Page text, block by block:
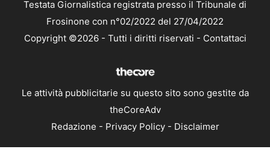
Testata Giornalistica registrata presso il Tribunale di
Frosinone con n°02/2022 del 27/04/2022
Copyright ©2026 - Tutti i diritti riservati - Contattaci
Le attività pubblicitarie su questo sito sono gestite da
theCoreAdv
Redazione - Privacy Policy- Disclaimer